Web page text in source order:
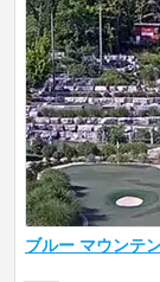
ブルー マウンテ